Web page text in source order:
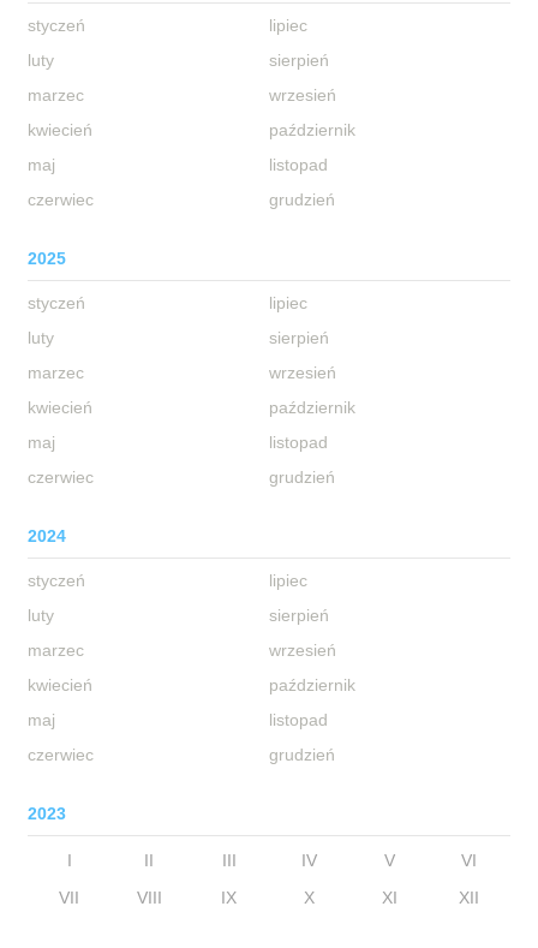
styczeń
luty
marzec
kwiecień
maj
czerwiec
lipiec
sierpień
wrzesień
październik
listopad
grudzień
2025
styczeń
luty
marzec
kwiecień
maj
czerwiec
lipiec
sierpień
wrzesień
październik
listopad
grudzień
2024
styczeń
luty
marzec
kwiecień
maj
czerwiec
lipiec
sierpień
wrzesień
październik
listopad
grudzień
2023
I II III IV V
VI
VII
VIII IX X XI XII